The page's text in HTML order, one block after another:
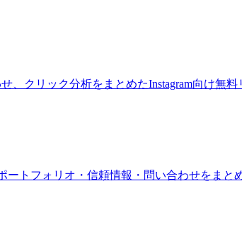
クリック分析をまとめたInstagram向け無
トフォリオ・信頼情報・問い合わせをまと